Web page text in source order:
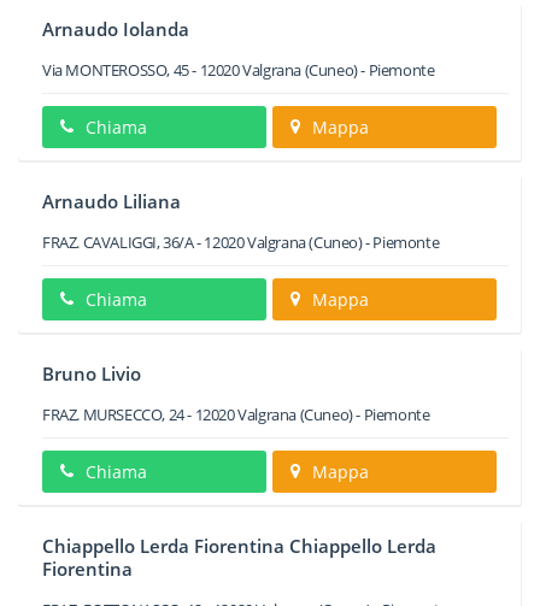
Arnaudo Iolanda
Via MONTEROSSO, 45- 12020Valgrana(Cuneo) - Piemonte
Chiama Mappa
Arnaudo Liliana
FRAZ. CAVALIGGI, 36/A-12020Valgrana(Cuneo) -Piemonte
Chiama Mappa
Bruno Livio
FRAZ. MURSECCO, 24- 12020Valgrana(Cuneo) - Piemonte
Chiama Mappa
Chiappello Lerda Fiorentina Chiappello Lerda
Fiorentina